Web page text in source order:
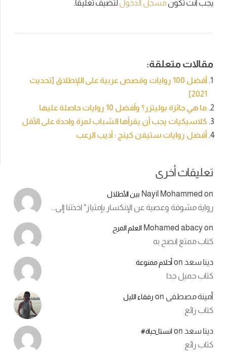
يجب أنت تكونمسجل الدخوللتضيف تعليقاً.
مقالات متعلقة:
أفضل 100 روايات وقصص عربية على اللإطلاق [تحديث
2021]
ما هي جائزة بوليتزر؟ وأفضل 10 روايات حاصلة عليها
كلاسيكيات يجب أن يقرأها الشباب لمرة واحدة على الأقل
أفضل روايات ستيفن كينج : أديب الرعب
تعليقات أخرى
Nayil Mohammed on بين الأطلال
رواية مشوقة وعصية عن الإنكسار بإمتياز" اخذتنا إلى…
Mohamed abacyon العلم المرح
كتاب ممتع انصح به
دينا سعد onأحلام ممنوعة
كتاب جميل جدا
أمينة مصطفى on رفقاء الليل
كتاب رائع
دينا سعد onانستا_حياة#
كتاب رائع